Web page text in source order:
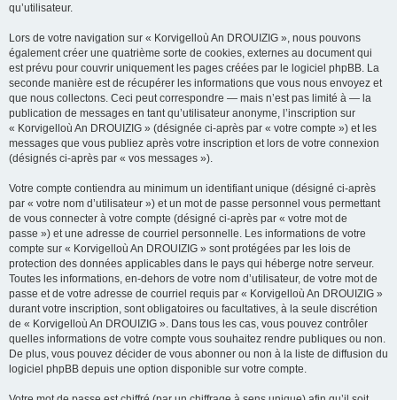
qu’utilisateur.
Lors de votre navigation sur « Korvigelloù An DROUIZIG », nous pouvons
également créer une quatrième sorte de cookies, externes au document qui
est prévu pour couvrir uniquement les pages créées par le logiciel phpBB. La
seconde manière est de récupérer les informations que vous nous envoyez et
que nous collectons. Ceci peut correspondre — mais n’est pas limité à — la
publication de messages en tant qu’utilisateur anonyme, l’inscription sur
« Korvigelloù An DROUIZIG » (désignée ci-après par « votre compte ») et les
messages que vous publiez après votre inscription et lors de votre connexion
(désignés ci-après par « vos messages »).
Votre compte contiendra au minimum un identifiant unique (désigné ci-après
par « votre nom d’utilisateur ») et un mot de passe personnel vous permettant
de vous connecter à votre compte (désigné ci-après par « votre mot de
passe ») et une adresse de courriel personnelle. Les informations de votre
compte sur « Korvigelloù An DROUIZIG » sont protégées par les lois de
protection des données applicables dans le pays qui héberge notre serveur.
Toutes les informations, en-dehors de votre nom d’utilisateur, de votre mot de
passe et de votre adresse de courriel requis par « Korvigelloù An DROUIZIG »
durant votre inscription, sont obligatoires ou facultatives, à la seule discrétion
de « Korvigelloù An DROUIZIG ». Dans tous les cas, vous pouvez contrôler
quelles informations de votre compte vous souhaitez rendre publiques ou non.
De plus, vous pouvez décider de vous abonner ou non à la liste de diffusion du
logiciel phpBB depuis une option disponible sur votre compte.